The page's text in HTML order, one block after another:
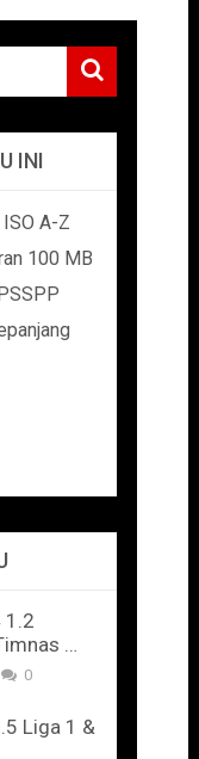
INI
A-Z
100 MB
1.2
…
0
Liga 1 &